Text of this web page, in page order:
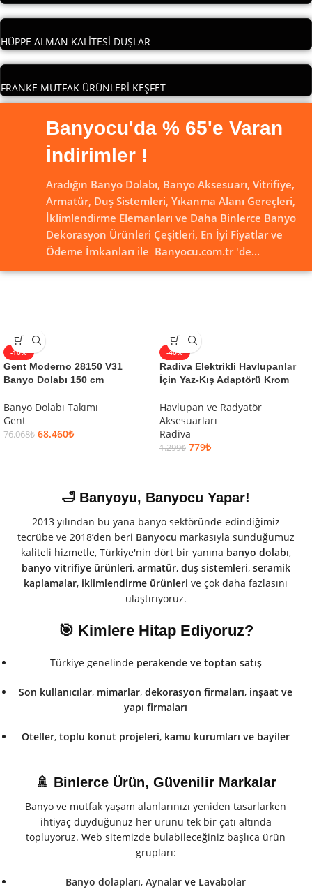
HÜPPE ALMAN KALİTESİ DUŞLAR
FRANKE MUTFAK ÜRÜNLERİ KEŞFET
Banyocu'da % 65'e Varan
İndirimler !
Aradığın Banyo Dolabı, Banyo Aksesuarı, Vitrifiye,
Armatür, Duş Sistemleri, Yıkanma Alanı Gereçleri,
İklimlendirme Elemanları ve Daha Binlerce Banyo
Dekorasyon Ürünleri Çeşitleri, En İyi Fiyatlar ve
Ödeme İmkanları ile Banyocu.com.tr 'de...
-10%
Gent Moderno 28150 V31
Banyo Dolabı 150 cm
Banyo Dolabı Takımı
Gent
76.068₺ 68.460₺
-40%
Radiva Elektrikli Havlupanlar
İçin Yaz-Kış Adaptörü Krom
Havlupan ve Radyatör
Aksesuarları
Radiva
1.299₺ 779₺
🛁 Banyoyu, Banyocu Yapar!
2013 yılından bu yana banyo sektöründe edindiğimiz
tecrübe ve 2018’den beri Banyocu markasıyla sunduğumuz
kaliteli hizmetle, Türkiye'nin dört bir yanına banyo dolabı,
banyo vitrifiye ürünleri, armatür, duş sistemleri, seramik
kaplamalar, iklimlendirme ürünleri ve çok daha fazlasını
ulaştırıyoruz.
🎯 Kimlere Hitap Ediyoruz?
Türkiye genelinde perakende ve toptan satış
Son kullanıcılar, mimarlar,dekorasyon firmaları, inşaat ve
yapı firmaları
Oteller,toplu konut projeleri, kamu kurumları ve bayiler
🚿 Binlerce Ürün, Güvenilir Markalar
Banyo ve mutfak yaşam alanlarınızı yeniden tasarlarken
ihtiyaç duyduğunuz her ürünü tek bir çatı altında
topluyoruz. Web sitemizde bulabileceğiniz başlıca ürün
grupları:
Banyo dolapları, Aynalar ve Lavabolar